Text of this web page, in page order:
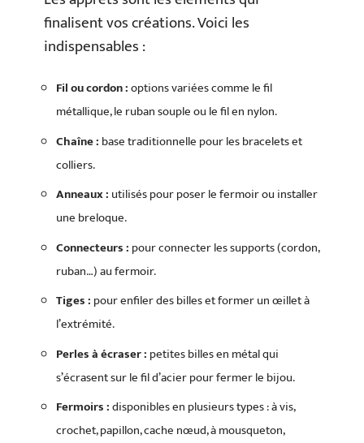
finalisent vos créations. Voici les
indispensables :
Fil ou cordon :options variées comme le fil
métallique, le ruban souple ou le fil en nylon.
Chaîne : base traditionnelle pour les bracelets et
colliers.
Anneaux : utilisés pour poser le fermoir ou installer
une breloque.
Connecteurs : pour connecter les supports (cordon,
ruban…) au fermoir.
Tiges : pour enfiler des billes et former un œillet à
l’extrémité.
Perles à écraser : petites billes en métal qui
s’écrasent sur le fil d’acier pour fermer le bijou.
Fermoirs :disponibles en plusieurs types : à vis,
crochet, papillon, cache nœud, à mousqueton,